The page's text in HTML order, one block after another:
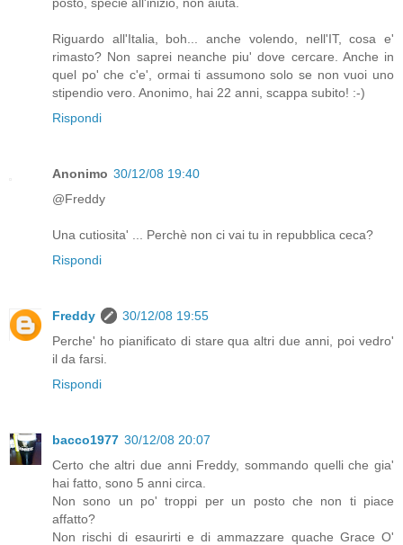
Riguardo all'Italia, boh... anche volendo, nell'IT, cosa e'
rimasto? Non saprei neanche piu' dove cercare. Anche in
quel po' che c'e', ormai ti assumono solo se non vuoi uno
stipendio vero. Anonimo, hai 22 anni, scappa subito! :-)
Rispondi
Anonimo 30/12/08 19:40
@Freddy
Una cutiosita' ... Perchè non ci vai tu in repubblica ceca?
Rispondi
Freddy
30/12/08 19:55
Perche' ho pianificato di stare qua altri due anni, poi vedro'
il da farsi.
Rispondi
bacco1977 30/12/08 20:07
Certo che altri due anni Freddy, sommando quelli che gia'
hai fatto, sono 5 anni circa.
Non sono un po' troppi per un posto che non ti piace
affatto?
Non rischi di esaurirti e di ammazzare quache Grace O'